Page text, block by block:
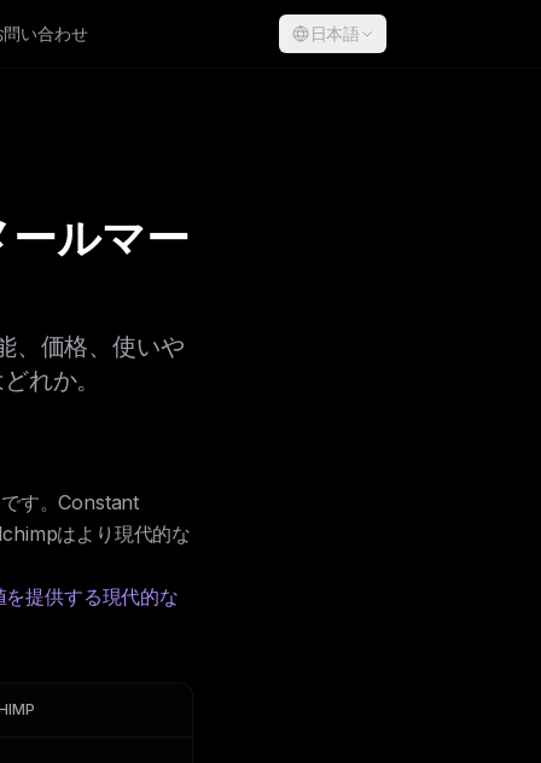
問い合わせ 日本語
ルマー
、価格、使いや
れか。
す。Constant
はより現代的な
提供する現代的な